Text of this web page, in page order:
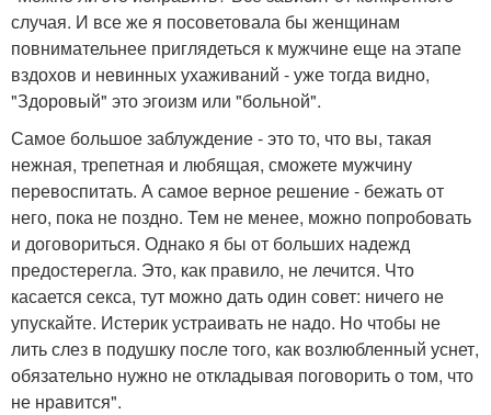
случая. И все же я посоветовала бы женщинам
повнимательнее приглядеться к мужчине еще на этапе
вздохов и невинных ухаживаний - уже тогда видно,
"Здоровый" это эгоизм или "больной".
Самое большое заблуждение - это то, что вы, такая
нежная, трепетная и любящая, сможете мужчину
перевоспитать. А самое верное решение - бежать от
него, пока не поздно. Тем не менее, можно попробовать
и договориться. Однако я бы от больших надежд
предостерегла. Это, как правило, не лечится. Что
касается секса, тут можно дать один совет: ничего не
упускайте. Истерик устраивать не надо. Но чтобы не
лить слез в подушку после того, как возлюбленный уснет,
обязательно нужно не откладывая поговорить о том, что
не нравится".